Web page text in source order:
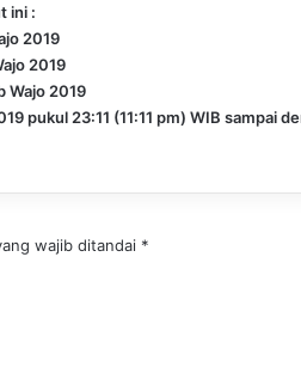
ini :
2019
2019
Wajo 2019
pukul 23:11 (11:11 pm) WIB sampai
wajib ditandai *